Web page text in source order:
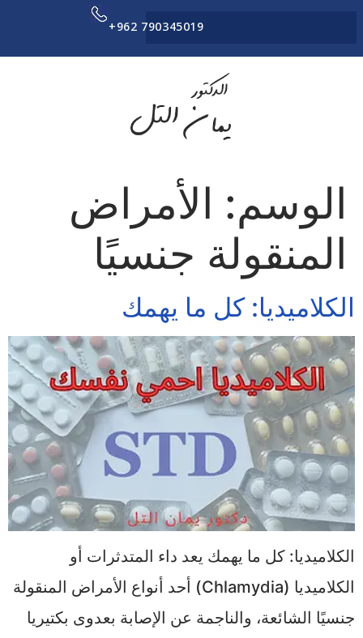
+962 790345019
الوسم: الأمراض
المنقولة جنسيًا
الكلاميديا: كل ما يهمك
الكلاميديا: كل ما يهمك يعد داء المتدثرات أو
الكلاميديا (Chlamydia) أحد أنواع الأمراض المنقولة
جنسيًا الشائعة، والناجمة عن الإصابة بعدوى بكتيريا